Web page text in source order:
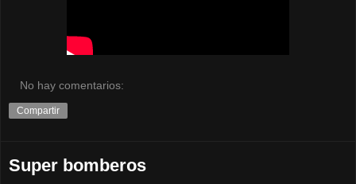
No hay comentarios:
Compartir
Super bomberos